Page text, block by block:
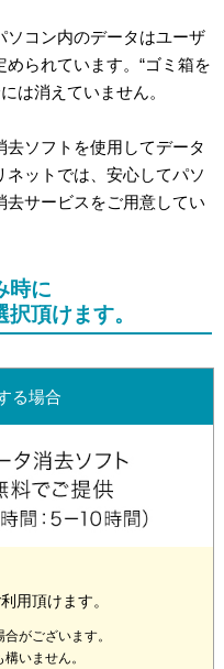
ソコン内のデータはユーザ
られています。“ゴミ箱を
は消えていません。
ソフトを使用してデータ
ットでは、安心してパソ
去サービスをご用意してい
時に
頂けます。
る場合
用頂けます。
がございます。
いません。